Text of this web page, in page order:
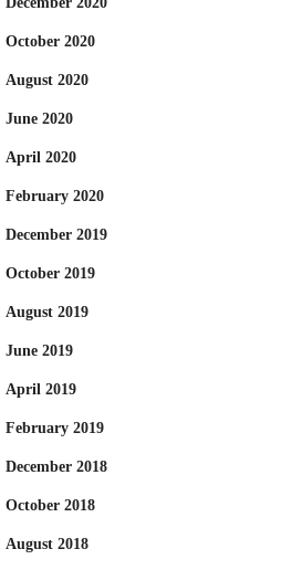
October 2020
August 2020
June 2020
April 2020
February 2020
December 2019
October 2019
August 2019
June 2019
April 2019
February 2019
December 2018
October 2018
August 2018